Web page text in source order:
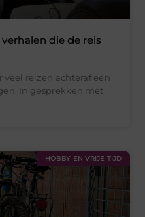
die de reis
veel reizen achteraf een
In gesprekken met
HOBBY EN VRIJE TIJD